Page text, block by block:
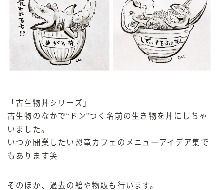
「古生物丼シリーズ」
古生物のなかで“ドン”つく名前の生き物を丼にしちゃ
いました。
いつか開業したい恐竜カフェのメニューアイデア集で
もあります笑
そのほか、過去の絵や物販も行います。